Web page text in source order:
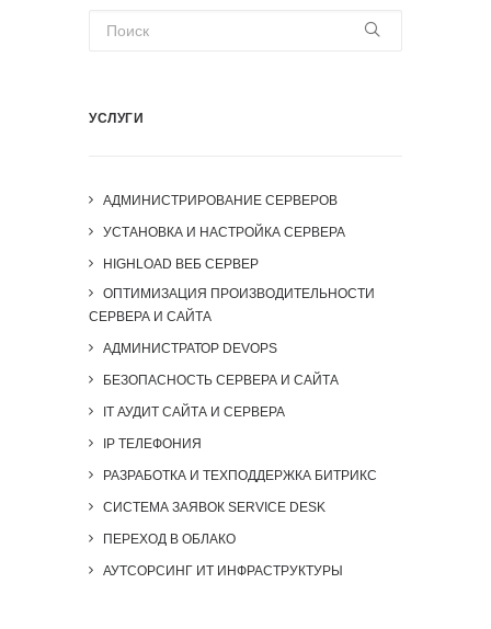
УСЛУГИ
АДМИНИСТРИРОВАНИЕ СЕРВЕРОВ
УСТАНОВКА И НАСТРОЙКА СЕРВЕРА
HIGHLOAD ВЕБ СЕРВЕР
ОПТИМИЗАЦИЯ ПРОИЗВОДИТЕЛЬНОСТИ
СЕРВЕРА И САЙТА
АДМИНИСТРАТОР DEVOPS
БЕЗОПАСНОСТЬ СЕРВЕРА И САЙТА
IT АУДИТ САЙТА И СЕРВЕРА
IP ТЕЛЕФОНИЯ
РАЗРАБОТКА И ТЕХПОДДЕРЖКА БИТРИКС
СИСТЕМА ЗАЯВОК SERVICE DESK
ПЕРЕХОД В ОБЛАКО
АУТСОРСИНГ ИТ ИНФРАСТРУКТУРЫ